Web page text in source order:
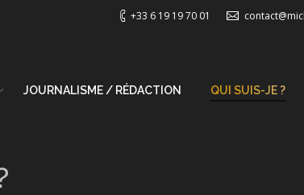
+33 6 19 19 70 01
JOURNALISME / RÉDACTION QUI SUIS-JE ?